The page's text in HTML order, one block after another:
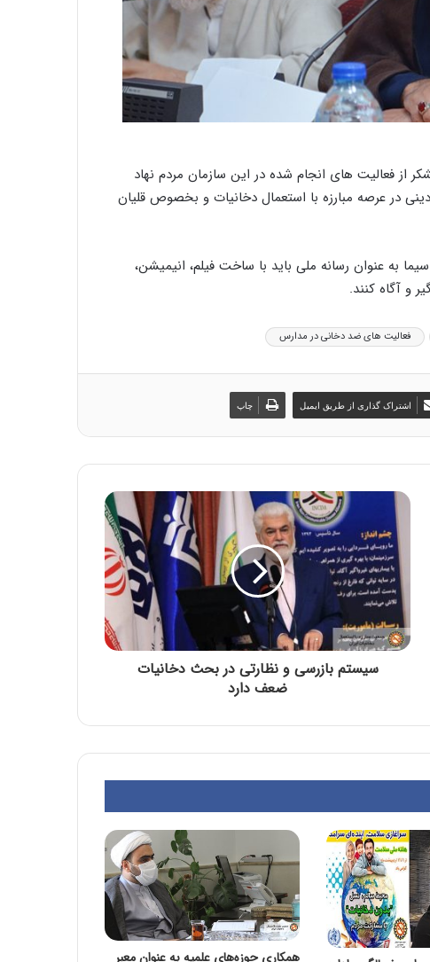
از فعالیت های انجام شده در این سازمان مردم نهاد
در عرصه مبارزه با استعمال دخانیات و بخصوص قلیان
به عنوان رسانه ملی باید با ساخت فیلم، انیمیشن،
و آگاه کنند.
فعالیت های ضد دخانی در مدارس
اشتراک گذاری از طریق ایمیل چاپ
سیستم بازرسی و نظارتی در بحث دخانیات
ضعف دارد
همکاری حوزه‌های علمیه به عنوان معبر